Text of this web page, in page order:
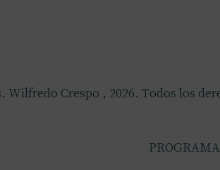
Wilfredo Crespo , 2026. Todos los